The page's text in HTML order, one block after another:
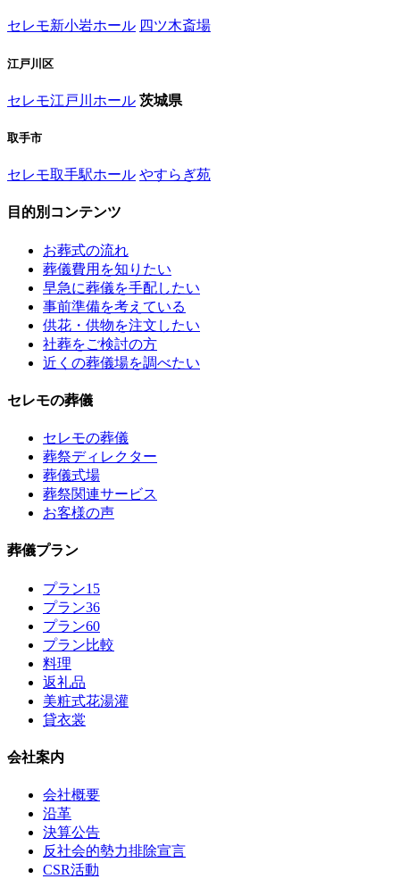
セレモ新小岩ホール 四ツ木斎場
江戸川区
セレモ江戸川ホール 茨城県
取手市
セレモ取手駅ホール やすらぎ苑
目的別コンテンツ
お葬式の流れ
葬儀費用を知りたい
早急に葬儀を手配したい
事前準備を考えている
供花・供物を注文したい
社葬をご検討の方
近くの葬儀場を調べたい
セレモの葬儀
セレモの葬儀
葬祭ディレクター
葬儀式場
葬祭関連サービス
お客様の声
葬儀プラン
プラン15
プラン36
プラン60
プラン比較
料理
返礼品
美粧式花湯灌
貸衣裳
会社案内
会社概要
沿革
決算公告
反社会的勢力排除宣言
CSR活動